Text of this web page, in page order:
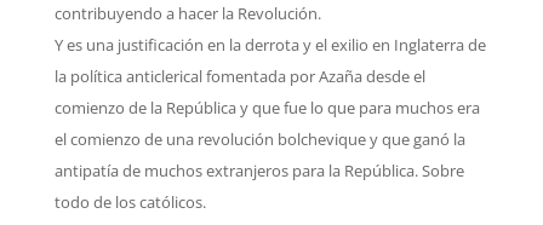
contribuyendo a hacer la Revolución.
Y es una justificación en la derrota y el exilio en Inglaterra de
la política anticlerical fomentada por Azaña desde el
comienzo de la República y que fue lo que para muchos era
el comienzo de una revolución bolchevique y que ganó la
antipatía de muchos extranjeros para la República. Sobre
todo de los católicos.